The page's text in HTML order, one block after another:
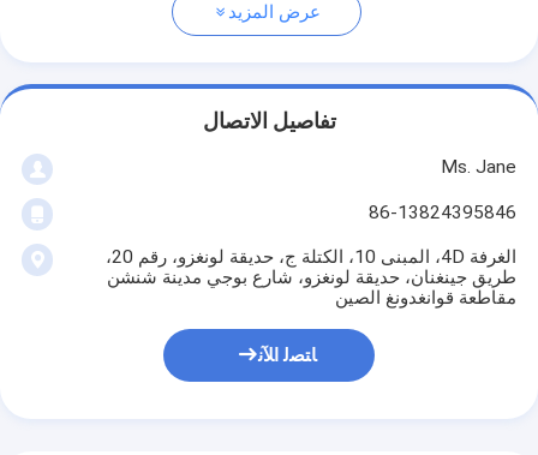
عرض المزيد
تفاصيل الاتصال
Ms. Jane
86-13824395846
الغرفة 4D، المبنى 10، الكتلة ج، حديقة لونغزو، رقم 20،
طريق جينغنان، حديقة لونغزو، شارع بوجي مدينة شنشن
مقاطعة قوانغدونغ الصين
ﺎﺘﺼﻟ ﺍﻶﻧ